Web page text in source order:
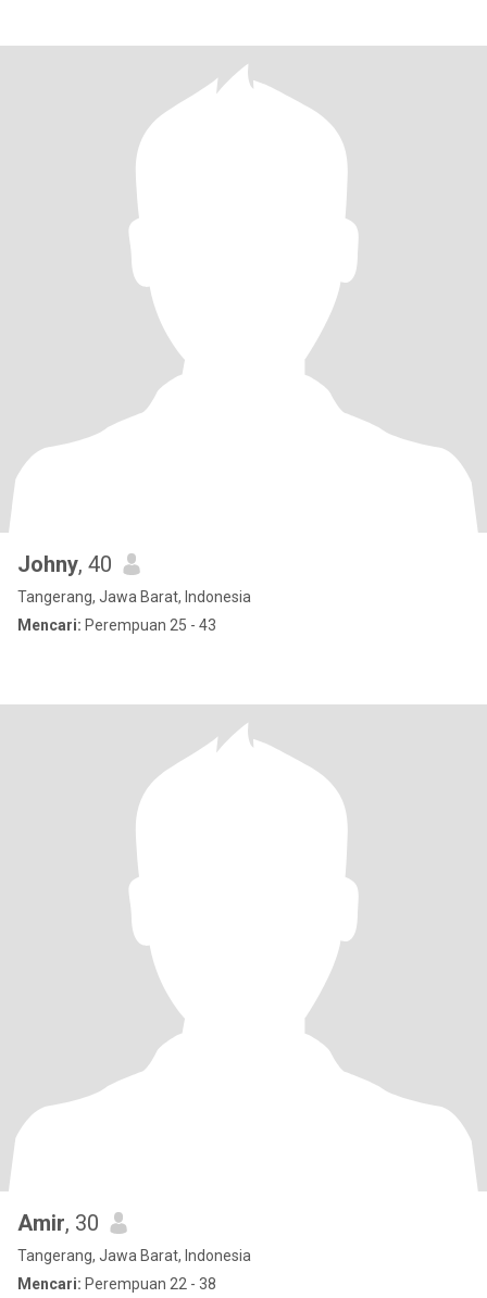
Johny, 40
Tangerang, Jawa Barat, Indonesia
Mencari: Perempuan 25 - 43
Amir, 30
Tangerang, Jawa Barat, Indonesia
Mencari: Perempuan 22 - 38